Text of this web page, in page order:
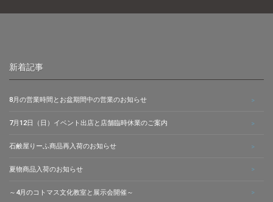
新着記事
8月の営業時間とお盆期間中の営業のお知らせ
7月12日（日）イベント出店と店舗臨時休業のご案内
石鹸屋りーふ商品再入荷のお知らせ
夏物商品入荷のお知らせ
～4月のコトマス文化教室と展示会開催～